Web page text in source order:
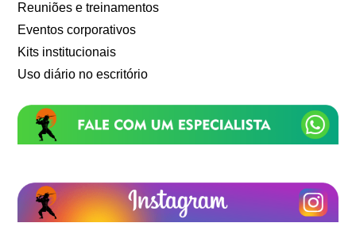
Reuniões e treinamentos
Eventos corporativos
Kits institucionais
Uso diário no escritório